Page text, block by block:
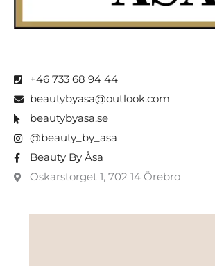
+46 733 68 94 44
beautybyasa@outlook.com
beautybyasa.se
@beauty_by_asa
Beauty By Åsa
Oskarstorget 1, 702 14 Örebro